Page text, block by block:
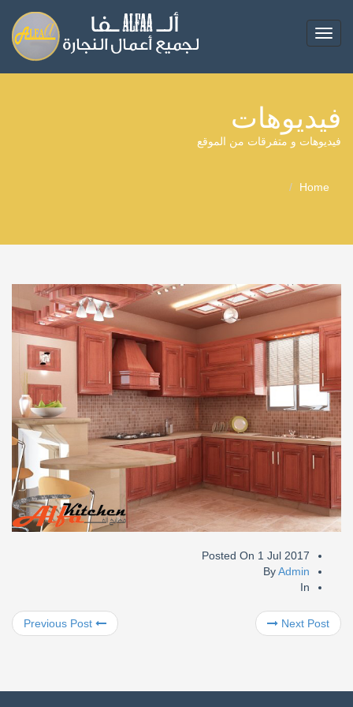
Toggle
navigation
فيديوهات
فيديوهات و متفرقات من الموقع
Home
Posted On 1 Jul 2017
ByAdmin
In
Next Post